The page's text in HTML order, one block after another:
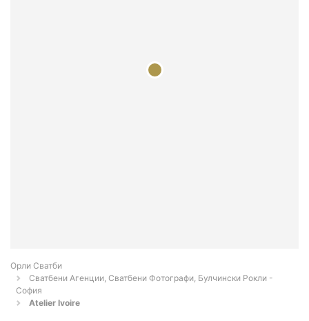
Орли Сватби
Сватбени Агенции, Сватбени Фотографи, Булчински Рокли -
София
Atelier Ivoire